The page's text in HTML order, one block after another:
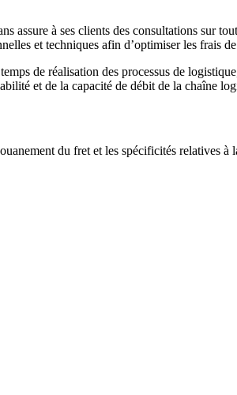
assure à ses clients des consultations sur
et techniques afin d’optimiser les frais
de réalisation des processus de
et de la capacité de débit de la chaîne
du fret et les spécificités relatives à